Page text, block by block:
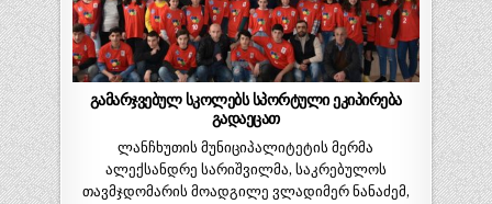
გამარჯვებულ სკოლებს სპორტული ეკიპირება
გადაეცათ
ლანჩხუთის მუნიციპალიტეტის მერმა
ალექსანდრე სარიშვილმა, საკრებულოს
თავმჯდომარის მოადგილე ვლადიმერ ნანაძემ,